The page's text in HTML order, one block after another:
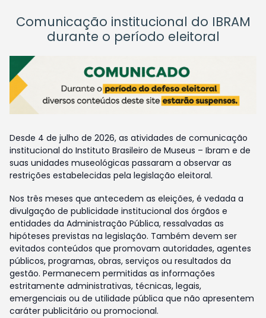
Comunicação institucional do IBRAM
durante o período eleitoral
Desde 4 de julho de 2026, as atividades de comunicação
institucional do Instituto Brasileiro de Museus – Ibram e de
suas unidades museológicas passaram a observar as
restrições estabelecidas pela legislação eleitoral.
Nos três meses que antecedem as eleições, é vedada a
divulgação de publicidade institucional dos órgãos e
entidades da Administração Pública, ressalvadas as
hipóteses previstas na legislação. Também devem ser
evitados conteúdos que promovam autoridades, agentes
públicos, programas, obras, serviços ou resultados da
gestão. Permanecem permitidas as informações
estritamente administrativas, técnicas, legais,
emergenciais ou de utilidade pública que não apresentem
caráter publicitário ou promocional.